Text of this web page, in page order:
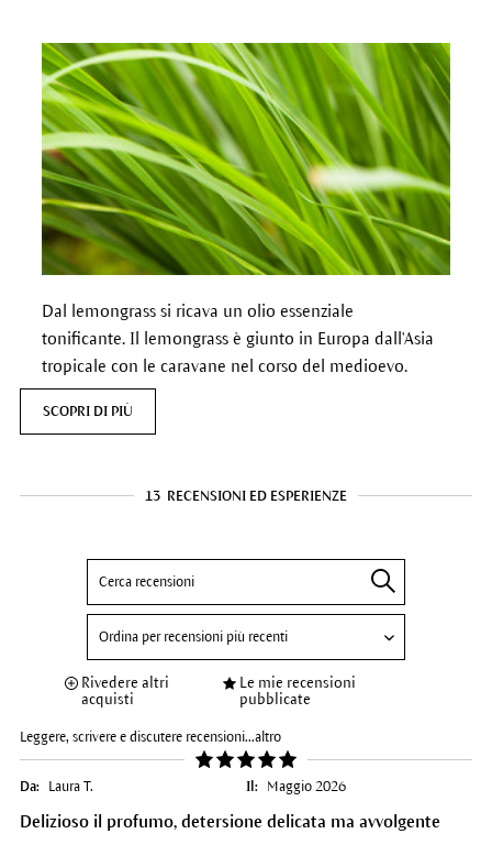
Dal lemongrass si ricava un olio essenziale
tonificante. Il lemongrass è giunto in Europa dall'Asia
tropicale con le caravane nel corso del medioevo.
SCOPRI DI PIÙ
13 RECENSIONI ED ESPERIENZE
Rivedere altri
acquisti
Le mie recensioni
pubblicate
Leggere, scrivere e discutere recensioni...altro
Da: Laura T. Il: Maggio 2026
Delizioso il profumo, detersione delicata ma avvolgente